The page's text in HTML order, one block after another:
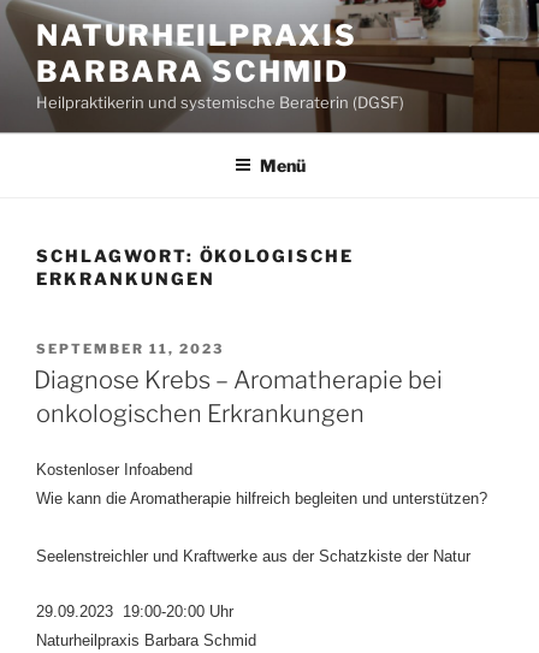
Zum
Inhalt
springen
NATURHEILPRAXIS
BARBARA SCHMID
Heilpraktikerin und systemische Beraterin (DGSF)
Menü
SCHLAGWORT: ÖKOLOGISCHE
ERKRANKUNGEN
VERÖFFENTLICHT
AM
SEPTEMBER 11, 2023
Diagnose Krebs – Aromatherapie bei
onkologischen Erkrankungen
Kostenloser Infoabend
Wie kann die Aromatherapie hilfreich begleiten und unterstützen?
Seelenstreichler und Kraftwerke aus der Schatzkiste der Natur
29.09.2023 19:00-20:00 Uhr
Naturheilpraxis Barbara Schmid